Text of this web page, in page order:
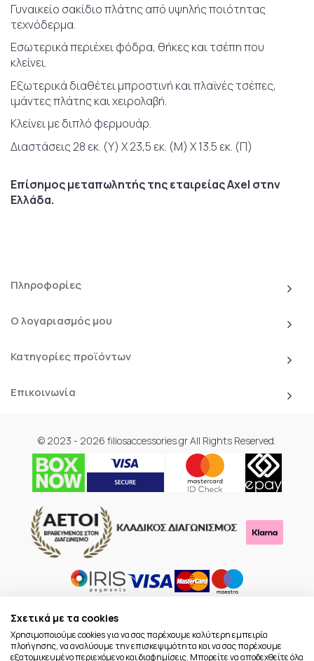
Γυναικείο σακίδιο πλάτης από υψηλής ποιότητας
τεχνόδερμα.
Εσωτερικά περιέχει φόδρα, θήκες και τσέπη που
κλείνει.
Εξωτερικά διαθέτει μπροστινή και πλαϊνές τσέπες,
ιμάντες πλάτης και χειρολαβή.
Κλείνει με διπλό φερμουάρ.
Διαστάσεις 28 εκ. (Υ) Χ 23,5 εκ. (Μ) Χ 13.5 εκ. (Π)
Επίσημος μεταπωλητής της εταιρείας Axel στην
Ελλάδα.
Πληροφορίες
Ο λογαριασμός μου
Κατηγορίες προϊόντων
Επικοινωνία
© 2023 - 2026 filiosaccessories.gr All Rights Reserved.
Σχετικά με τα cookies
Χρησιμοποιούμε cookies για να σας παρέχουμε καλύτερη εμπειρία
πλοήγησης, να αναλύουμε την επισκεψιμότητα και να σας παρέχουμε
εξατομικευμένο περιεχόμενο και διαφημίσεις. Μπορείτε να αποδεχθείτε όλα